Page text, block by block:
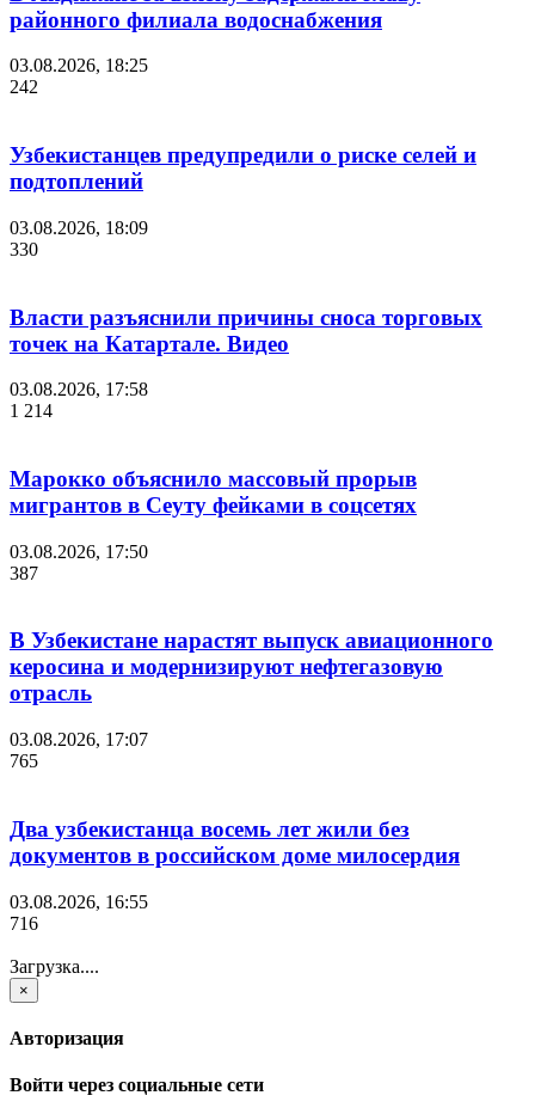
районного филиала водоснабжения
03.08.2026, 18:25
242
Узбекистанцев предупредили о риске селей и
подтоплений
03.08.2026, 18:09
330
Власти разъяснили причины сноса торговых
точек на Катартале. Видео
03.08.2026, 17:58
1 214
Марокко объяснило массовый прорыв
мигрантов в Сеуту фейками в соцсетях
03.08.2026, 17:50
387
В Узбекистане нарастят выпуск авиационного
керосина и модернизируют нефтегазовую
отрасль
03.08.2026, 17:07
765
Два узбекистанца восемь лет жили без
документов в российском доме милосердия
03.08.2026, 16:55
716
Загрузка....
×
Авторизация
Войти через социальные сети